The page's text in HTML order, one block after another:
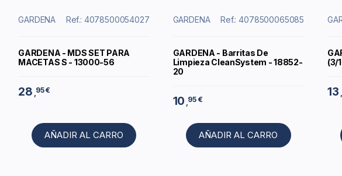
GARDENA Ref.: 4078500054027
GARDENA - MDS SET PARA
MACETAS S - 13000-56
28 95 €
AÑADIR AL CARRO
GARDENA Ref.: 4078500065085
GARDENA - Barritas De
Limpieza CleanSystem - 18852-
20
10 ,95 €
AÑADIR AL CARRO
(3/
13